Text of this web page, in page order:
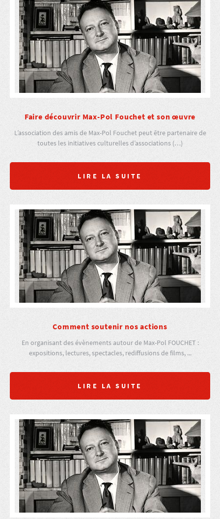
Faire découvrir Max-Pol Fouchet et son œuvre
L’association des amis de Max-Pol Fouchet peut être partenaire de
toutes les initiatives culturelles d’associations (…)
LIRE LA SUITE
Comment soutenir nos actions
En organisant des évènements autour de Max-Pol FOUCHET :
expositions, lectures, spectacles, rediffusions de films, ...
LIRE LA SUITE